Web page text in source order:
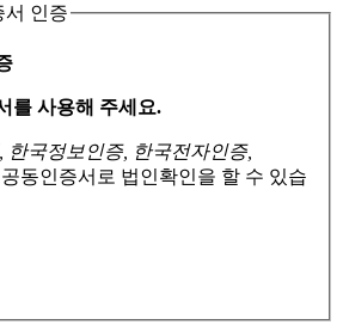
서 인증
를 사용해 주세요.
한국정보인증, 한국전자인증,
동인증서로 법인확인을 할 수 있습